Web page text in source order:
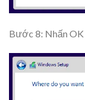
Bước 8: Nhấn OK